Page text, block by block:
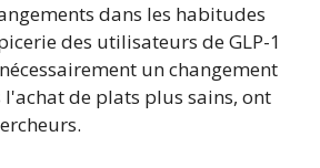
dans les habitudes
des utilisateurs de GLP-1
un changement
de plats plus sains, ont